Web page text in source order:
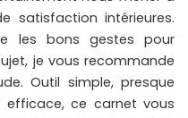
satisfaction intérieures.
les bons gestes pour
je vous recommande
Outil simple, presque
ce carnet vous